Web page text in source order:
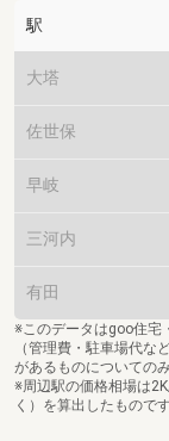
駅
大塔
佐世保
早岐
三河内
有田
※このデータはgoo住宅
（管理費・駐車場代な
があるものについての
※周辺駅の価格相場は
く）を算出したものです